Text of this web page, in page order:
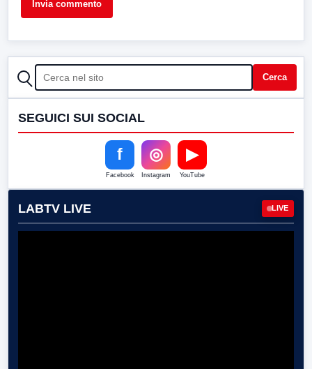
CERCA Cerca
SEGUICI SUI SOCIAL
f
Facebook
◎
Instagram
▶
YouTube
LABTV LIVE LIVE